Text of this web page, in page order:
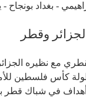
- بغداد بونجاح
وقطر